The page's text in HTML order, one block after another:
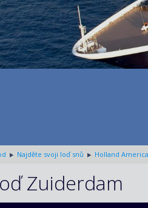
Najděte svoji loď snů Holland
Zuiderdam